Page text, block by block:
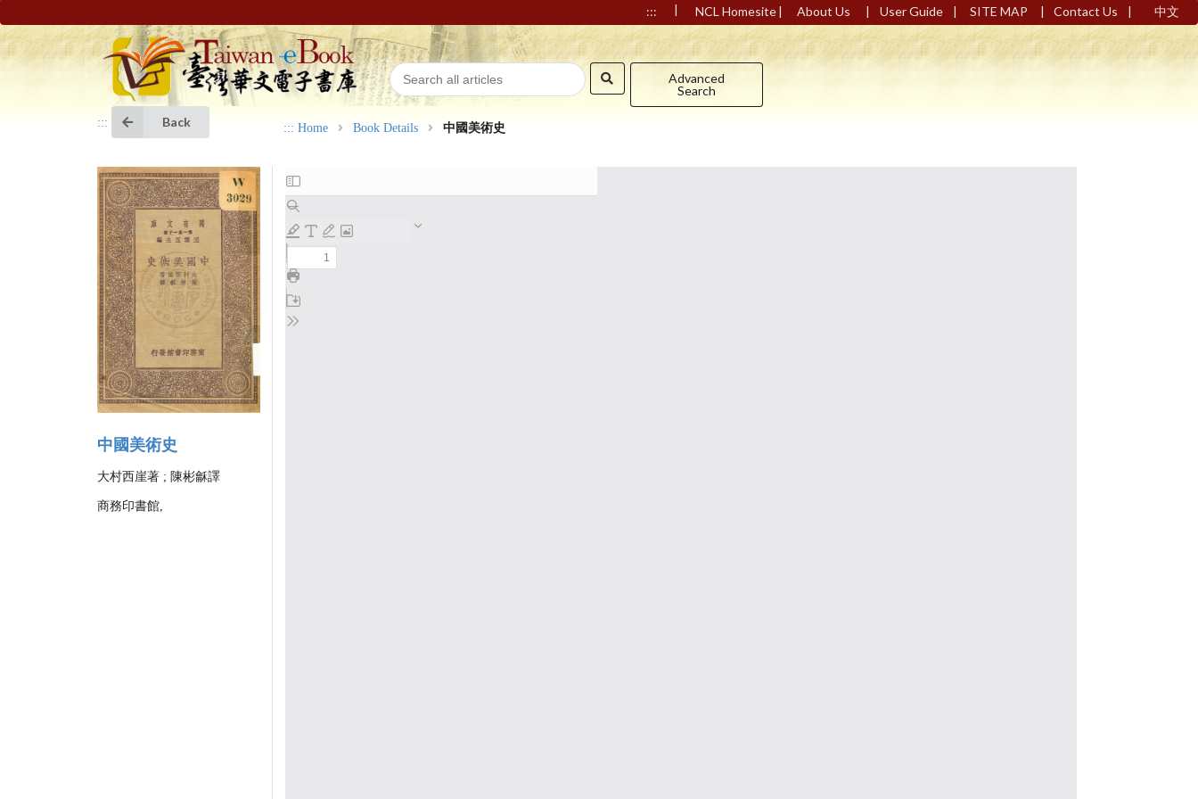
::: | NCL Homesite| About Us | User Guide | SITE MAP | Contact Us | 中文
Advanced
Search
::: Back ::: Home Book Details 中國美術史
中國美術史
大村西崖著 ; 陳彬龢譯
商務印書館,